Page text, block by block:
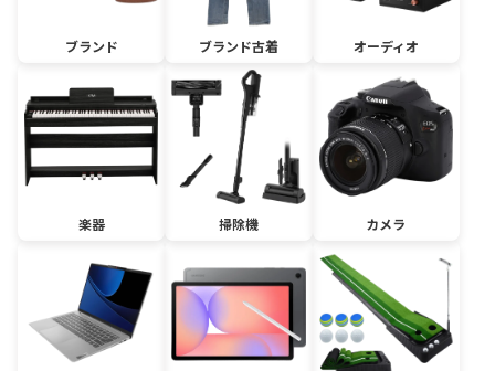
ブランド ブランド古着 オーディオ
楽器 掃除機 カメラ